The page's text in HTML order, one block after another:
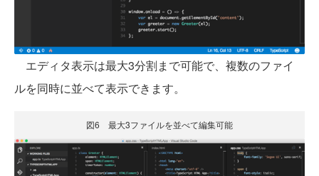
エディタ表示は最大3分割まで可能で、複数のファイ
ルを同時に並べて表示できます。
図6 最大3ファイルを並べて編集可能